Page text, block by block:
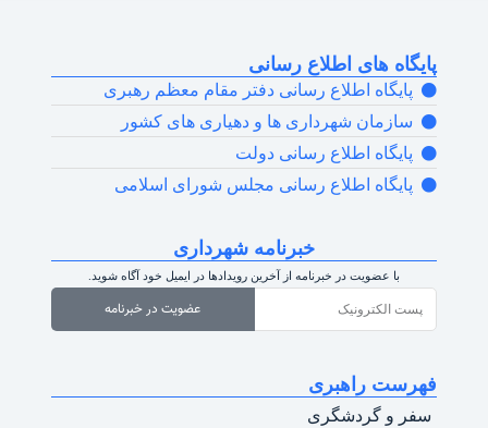
پایگاه های اطلاع رسانی
پایگاه اطلاع رسانی دفتر مقام معظم رهبری
سازمان شهرداری ها و دهیاری های کشور
پایگاه اطلاع رسانی دولت
پایگاه اطلاع رسانی مجلس شورای اسلامی
خبرنامه شهرداری
با عضویت در خبرنامه از آخرین رویدادها در ایمیل خود آگاه شوید.
عضویت در خبرنامه
فهرست راهبری
سفر و گردشگری